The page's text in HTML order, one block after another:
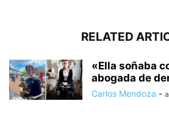
RELATED
«Ella soñaba
abogada de
Carlos Mendoza -